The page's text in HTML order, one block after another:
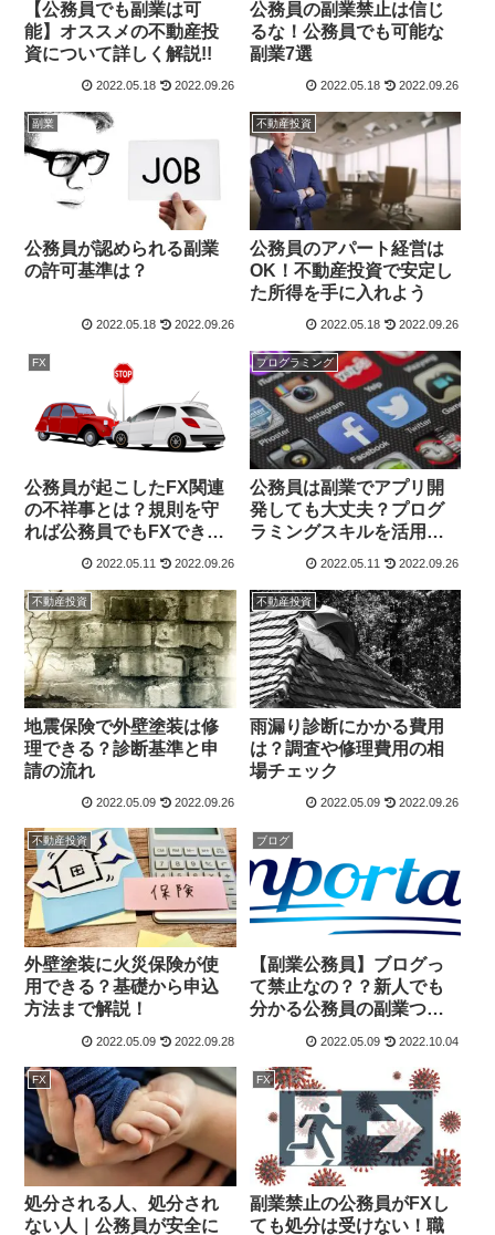
【公務員でも副業は可
能】オススメの不動産投
資について詳しく解説!!￼
2022.05.18 2022.09.26
公務員の副業禁止は信じ
るな！公務員でも可能な
副業7選
2022.05.18 2022.09.26
副業
公務員が認められる副業
の許可基準は？￼
2022.05.18 2022.09.26
不動産投資
公務員のアパート経営は
OK！不動産投資で安定し
た所得を手に入れよう￼
2022.05.18 2022.09.26
FX
公務員が起こしたFX関連
の不祥事とは？規則を守
れば公務員でもFXでき
る！事例も紹介
2022.05.11 2022.09.26
プログラミング
公務員は副業でアプリ開
発しても大丈夫？プログ
ラミングスキルを活用し
た副業しよう！！
2022.05.11 2022.09.26
不動産投資
地震保険で外壁塗装は修
理できる？診断基準と申
請の流れ
2022.05.09 2022.09.26
不動産投資
雨漏り診断にかかる費用
は？調査や修理費用の相
場チェック
2022.05.09 2022.09.26
不動産投資
外壁塗装に火災保険が使
用できる？基礎から申込
方法まで解説！
2022.05.09 2022.09.28
ブログ
【副業公務員】ブログっ
て禁止なの？？新人でも
分かる公務員の副業つい
2022.05.09 2022.10.04
FX
処分される人、処分され
ない人｜公務員が安全に
FX
副業禁止の公務員がFXし
ても処分は受けない！職